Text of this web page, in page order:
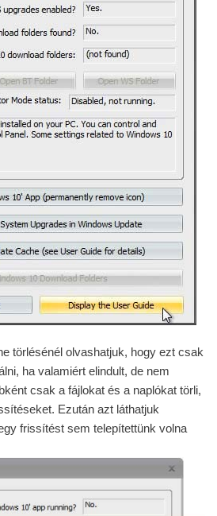
törlésénél olvashatjuk, hogy ezt csak
ha valamiért elindult, de nem
csak a fájlokat és a naplókat törli,
Ezután azt láthatjuk
frissítést sem telepítettünk volna